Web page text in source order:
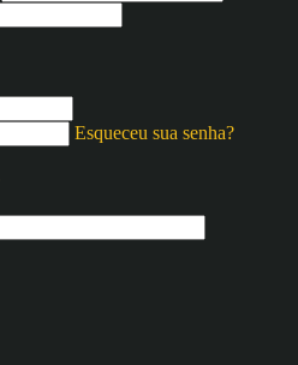
Esqueceu sua senha?